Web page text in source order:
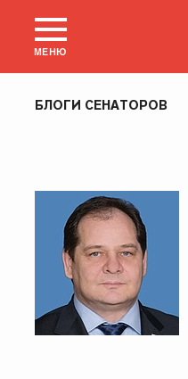
МЕНЮ
БЛОГИ СЕНАТОРОВ